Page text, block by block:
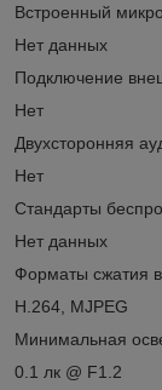
Встроенный
Нет данных
Подключение
Нет
Двухсторонняя
Нет
Стандарты
Нет данныx
Форматы сжатия
H.264, MJPEG
Минимальная
0.1 лк @ F1.2